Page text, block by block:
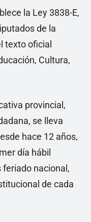
la Ley 3838-E,
de la
texto oficial
Cultura,
provincial,
se lleva
hace 12 años,
día hábil
feriado nacional,
de cada